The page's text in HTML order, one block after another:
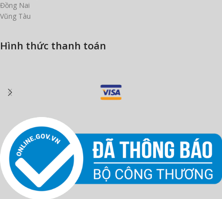
Đồng Nai
Vũng Tàu
Hình thức thanh toán